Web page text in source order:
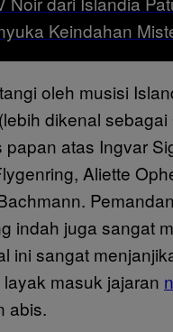
Keindahan
oleh musisi
dikenal
papan atas Ingvar
Aliette
indah juga sangat
ini sangat
masuk jajaran
abis.